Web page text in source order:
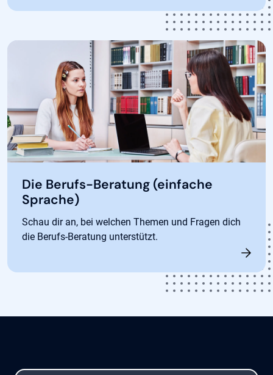
Die Berufs-Beratung (einfache
Sprache)
Schau dir an, bei welchen Themen und Fragen dich
die Berufs-Beratung unterstützt.